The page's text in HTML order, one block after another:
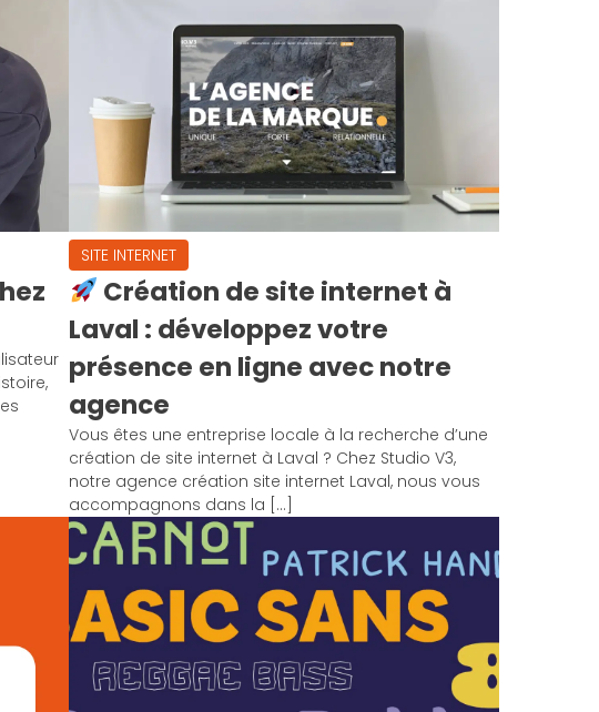
SITE INTERNET
Création de site internet à
Laval : développez votre
présence en ligne avec notre
agence
Vous êtes une entreprise locale à la recherche d’une
création de site internet à Laval ? Chez Studio V3,
notre agence création site internet Laval, nous vous
accompagnons dans la […]